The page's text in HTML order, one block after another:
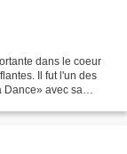
dans le coeur
Il fut l'un des
Dance» avec sa